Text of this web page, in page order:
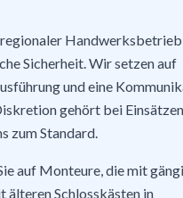
Sicherheit. Wir setzen auf
und eine
gehört bei
zum Standard.
auf Monteure, die mit
älteren Schlosskästen in